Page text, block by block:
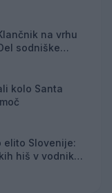
na vrhu
sodniške
prvenstva
kolo Santa
elito Slovenije:
hiš v vodniku